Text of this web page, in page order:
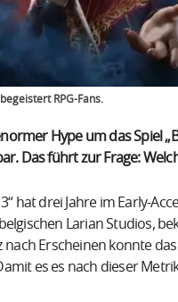
RPG-Fans.
Hype um das Spiel
Das führt zur Frage:
3“ hat drei Jahre im Early-
Larian Studios,
Erscheinen konnte
es es nach dieser